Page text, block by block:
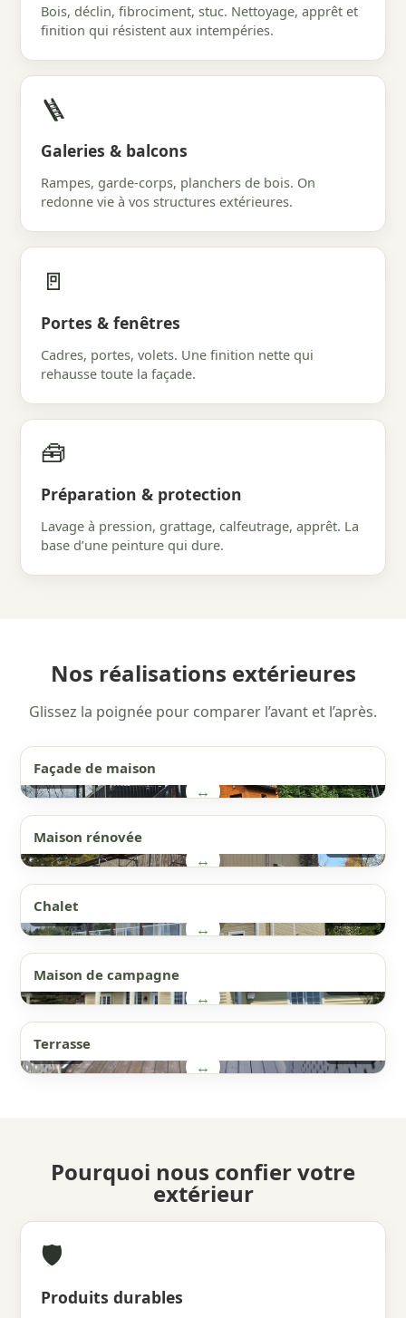
Bois, déclin, fibrociment, stuc. Nettoyage, apprêt et
finition qui résistent aux intempéries.
🪜
Galeries & balcons
Rampes, garde-corps, planchers de bois. On
redonne vie à vos structures extérieures.
🚪
Portes & fenêtres
Cadres, portes, volets. Une finition nette qui
rehausse toute la façade.
🧰
Préparation & protection
Lavage à pression, grattage, calfeutrage, apprêt. La
base d’une peinture qui dure.
Nos réalisations extérieures
Glissez la poignée pour comparer l’avant et l’après.
Façade de maison
↔
AVANT
Maison rénovée
↔
Chalet
↔
Maison de campagne
↔
Terrasse
↔
Pourquoi nous confier votre
extérieur
🛡️
Produits durables